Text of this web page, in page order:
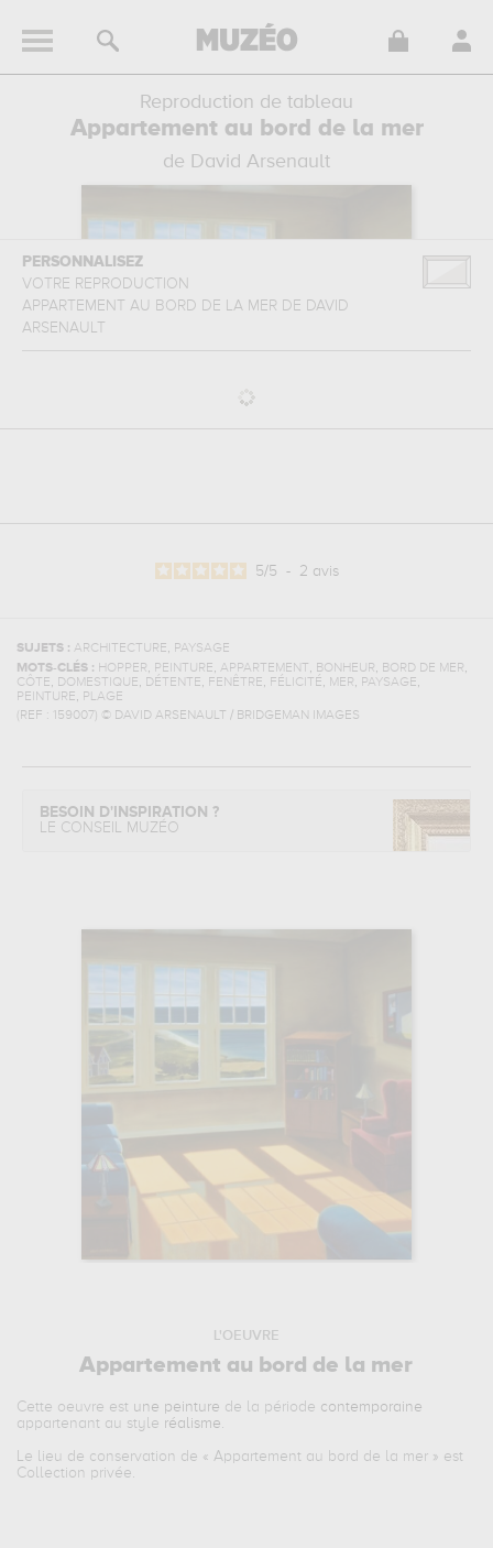
Reproduction de tableau
Appartement au bord de la mer
de David Arsenault
PERSONNALISEZ
VOTRE REPRODUCTION
APPARTEMENT AU BORD DE LA MER DE DAVID
ARSENAULT
5/5 - 2 avis
SUJETS : ARCHITECTURE, PAYSAGE
MOTS-CLÉS : HOPPER, PEINTURE, APPARTEMENT, BONHEUR, BORD DE MER,
CÔTE, DOMESTIQUE, DÉTENTE, FENÊTRE, FÉLICITÉ, MER, PAYSAGE,
PEINTURE, PLAGE
(REF :
159007) © DAVID ARSENAULT / BRIDGEMAN IMAGES
BESOIN D'INSPIRATION ?
LE CONSEIL MUZÉO
L'OEUVRE
Appartement au bord de la mer
Cette oeuvre est une peinture de la période contemporaine
appartenant au style réalisme.
Le lieu de conservation de «Appartement au bord de la mer » est
Collection privée.